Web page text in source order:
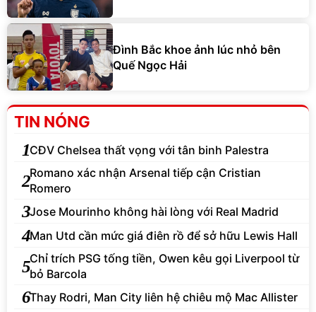
Đình Bắc khoe ảnh lúc nhỏ bên
Quế Ngọc Hải
TIN NÓNG
1CĐV Chelsea thất vọng với tân binh Palestra
2Romano xác nhận Arsenal tiếp cận Cristian
Romero
3Jose Mourinho không hài lòng với Real Madrid
4Man Utd cần mức giá điên rồ để sở hữu Lewis Hall
5Chỉ trích PSG tống tiền, Owen kêu gọi Liverpool từ
bỏ Barcola
6Thay Rodri, Man City liên hệ chiêu mộ Mac Allister